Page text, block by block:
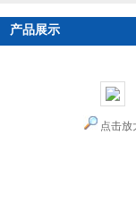
产品展示
点击放